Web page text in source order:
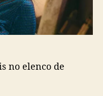
e
2
”
e
no elenco de